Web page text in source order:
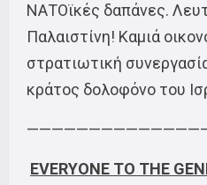
ΝΑΤΟϊκές δαπάνες.
Παλαιστίνη! Καμιά
στρατιωτική
κράτος δολοφόνο του
EVERYONE TO THE